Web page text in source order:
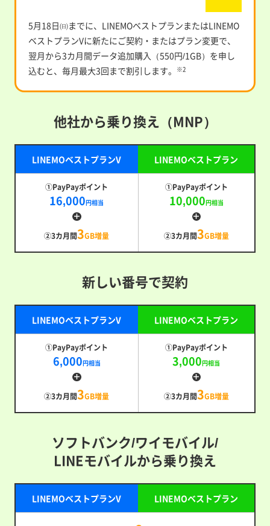
5月18日㈰までに、LINEMOベストプランまたはLINEMO
ベストプランVに新たにご契約・またはプラン変更で、
翌月から3カ月間データ追加購入（550円/1GB）を申し
込むと、毎月最大3回まで割引します。
※2
他社から乗り換え（MNP）
LINEMOベストプランV LINEMOベストプラン
①PayPayポイント
16,000円相当
②3カ月間3GB増量
①PayPayポイント
10,000円相当
②3カ月間3GB増量
新しい番号で契約
LINEMOベストプランV LINEMOベストプラン
①PayPayポイント
6,000円相当
②3カ月間3GB増量
①PayPayポイント
3,000円相当
②3カ月間3GB増量
ソフトバンク/ワイモバイル/
LINEモバイルから乗り換え
LINEMOベストプランV LINEMOベストプラン